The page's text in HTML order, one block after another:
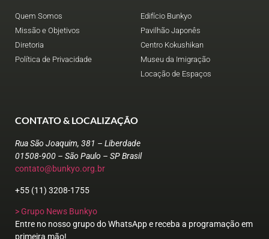
Quem Somos
Missão e Objetivos
Diretoria
Política de Privacidade
Edifício Bunkyo
Pavilhão Japonês
Centro Kokushikan
Museu da Imigração
Locação de Espaços
CONTATO & LOCALIZAÇÃO
Rua São Joaquim, 381 – Liberdade
01508-900 – São Paulo – SP Brasil
contato@bunkyo.org.br
+55 (11) 3208-1755
> Grupo News Bunkyo
Entre no nosso grupo do WhatsApp e receba a programação em
primeira mão!